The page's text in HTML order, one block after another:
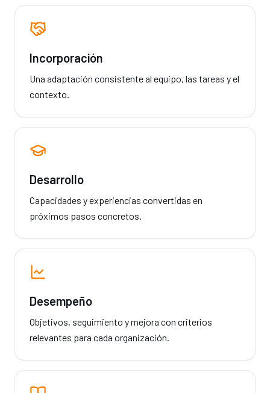
Incorporación
Una adaptación consistente al equipo, las tareas y el
contexto.
Desarrollo
Capacidades y experiencias convertidas en
próximos pasos concretos.
Desempeño
Objetivos, seguimiento y mejora con criterios
relevantes para cada organización.